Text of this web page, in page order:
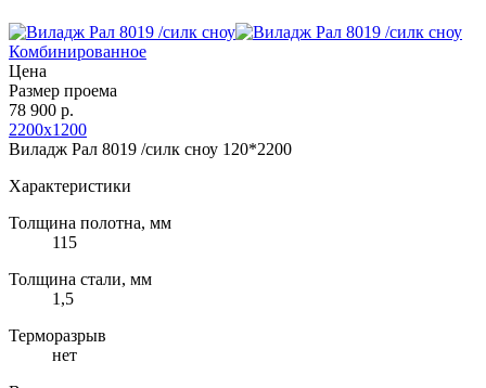
Комбинированное
Цена
Размер проема
78 900 р.
2200х1200
Виладж Рал 8019 /силк сноу 120*2200
Характеристики
Толщина полотна, мм
115
Толщина стали, мм
1,5
Терморазрыв
нет